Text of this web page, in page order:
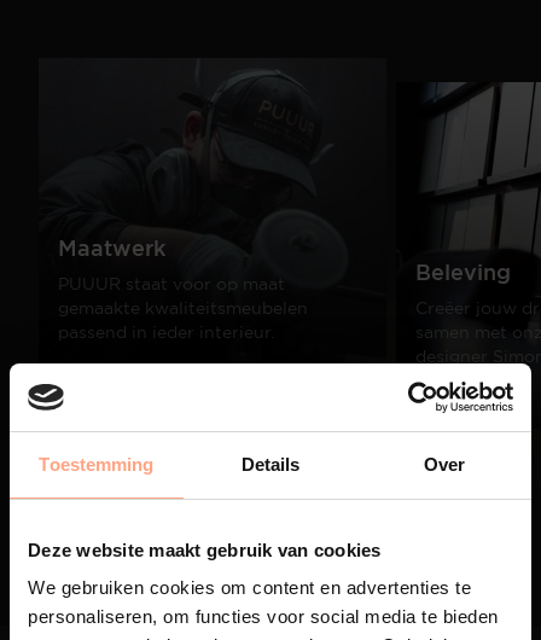
Toestemming Details Over
Deze website maakt gebruik van cookies
We gebruiken cookies om content en advertenties te
personaliseren, om functies voor social media te bieden
01
Maatwerk
PUUUR staat voor op maat
gemaakte kwaliteitsmeubelen
passend in ieder interieur.
Beleving
Creëer jouw
samen met
designer
Lees meer